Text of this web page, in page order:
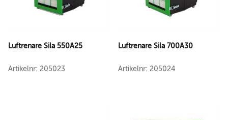
Luftrenare Sila 550A25
Artikelnr: 205023
Luftrenare Sila 700A30
Artikelnr: 205024